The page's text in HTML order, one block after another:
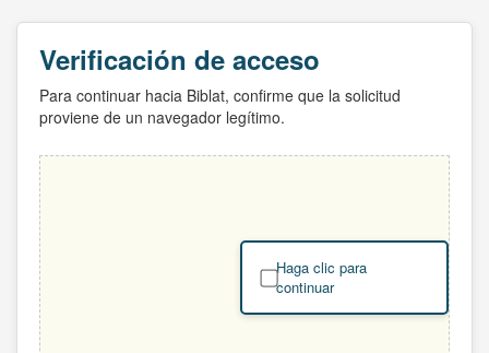
Verificación de acceso
Para continuar hacia Biblat, confirme que la solicitud
proviene de un navegador legítimo.
Haga clic para
continuar